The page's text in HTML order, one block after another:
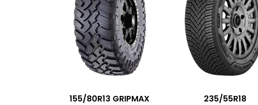
155/80R13 GRIPMAX
235/55R18